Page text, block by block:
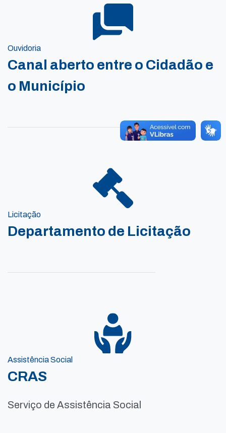
Ouvidoria
Canal aberto entre o Cidadão e
o Município
Licitação
Departamento de Licitação
Assistência Social
CRAS
Serviço de Assistência Social